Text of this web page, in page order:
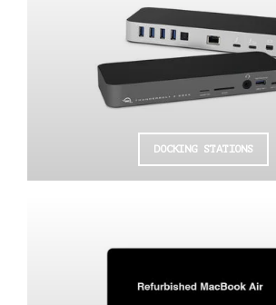
DOCKING STATIONS